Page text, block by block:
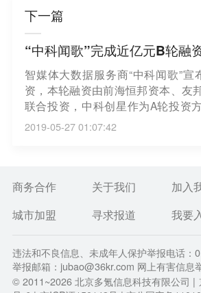
下一篇
“中科闻歌”完成近亿元B轮融
智媒体大数据服务商“中科闻歌”宣
资，本轮融资由前海恒邦资本、友
联合投资，中科创星作为A轮投资
资将用来夯实核心技术，在跨模态
态。中科闻歌是中科院旗下企业，
究所互联网大数据研究中心科研团
2019-05-27 01:07:42
商务合作 关于我们 加入
城市加盟
寻求报道 我要
违法和不良信息、未成年人保护举报电话：
举报邮箱：jubao@36kr.com 网上有害信息
© 2011~2026北京多氪信息科技有限公司 |